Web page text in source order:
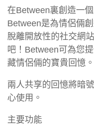
在Between裏創造一
Between是為情侶倆
脫離開放性的社交網
吧！Between可為您
藏情侶倆的寶貴回憶。
兩人共享的回憶將暗
心使用。
主要功能